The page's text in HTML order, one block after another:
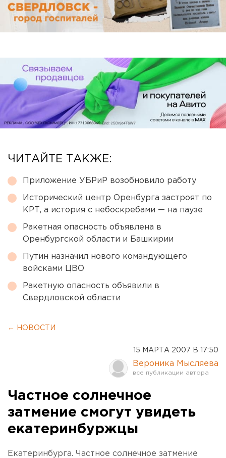
ЧИТАЙТЕ ТАКЖЕ:
Приложение УБРиР возобновило работу
Исторический центр Оренбурга застроят по
КРТ, а история с небоскребами — на паузе
Ракетная опасность объявлена в
Оренбургской области и Башкирии
Путин назначил нового командующего
войсками ЦВО
Ракетную опасность объявили в
Свердловской области
← НОВОСТИ
15 МАРТА 2007 В 17:50
Вероника Мысляева
Частное солнечное
затмение смогут увидеть
екатеринбуржцы
Екатеринбурга. Частное солнечное затмение